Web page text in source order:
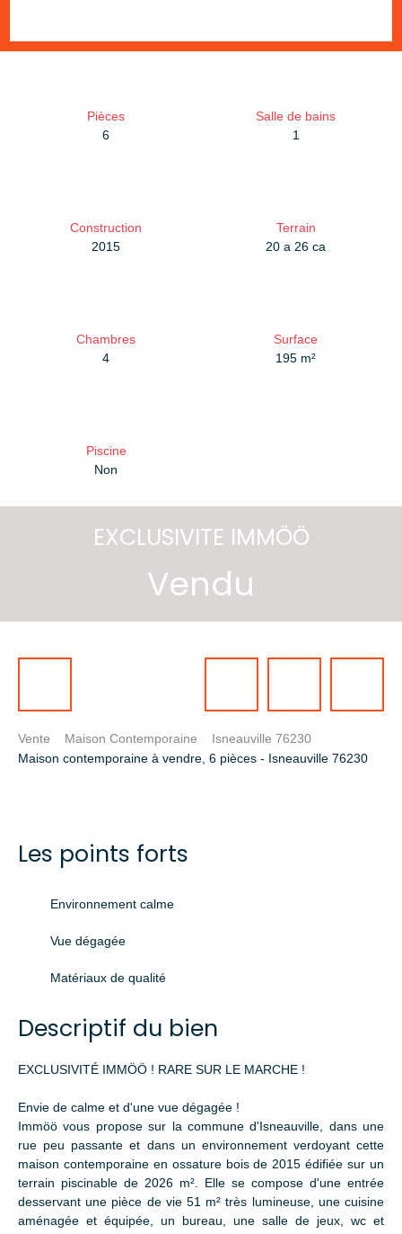
Pièces
6
Salle de bains
1
Construction
2015
Terrain
20 a 26 ca
Chambres
4
Surface
195 m²
Piscine
Non
EXCLUSIVITE IMMÖÖ
Vendu
Vente Maison Contemporaine
Isneauville 76230
Maison contemporaine à vendre, 6 pièces - Isneauville 76230
Les points forts
Environnement calme
Vue dégagée
Matériaux de qualité
Descriptif du bien
EXCLUSIVITÉ IMMÖÖ ! RARE SUR LE MARCHE !
Envie de calme et d'une vue dégagée !
Immöö vous propose sur la commune d'Isneauville, dans une
rue peu passante et dans un environnement verdoyant cette
maison contemporaine en ossature bois de 2015 édifiée sur un
terrain piscinable de 2026 m². Elle se compose d'une entrée
desservant une pièce de vie 51 m² très lumineuse, une cuisine
aménagée et équipée, un bureau, une salle de jeux, wc et